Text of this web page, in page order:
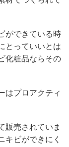
ができている時
とっていいとは
化粧品ならその
はプロアクティ
販売されていま
キビができにく